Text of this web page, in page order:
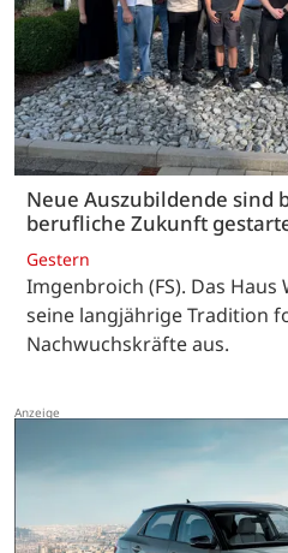
Neue Auszubildende sind
berufliche Zukunft
Gestern
Imgenbroich (FS). Das Haus
seine langjährige Tradition
Nachwuchskräfte aus.